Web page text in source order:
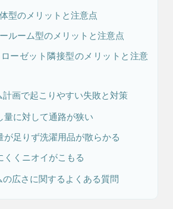
型のメリットと注意点
ルーム型のメリットと注意点
ーゼット隣接型のメリットと注意
計画で起こりやすい失敗と対策
量に対して通路が狭い
が足りず洗濯用品が散らかる
くくニオイがこもる
広さに関するよくある質問